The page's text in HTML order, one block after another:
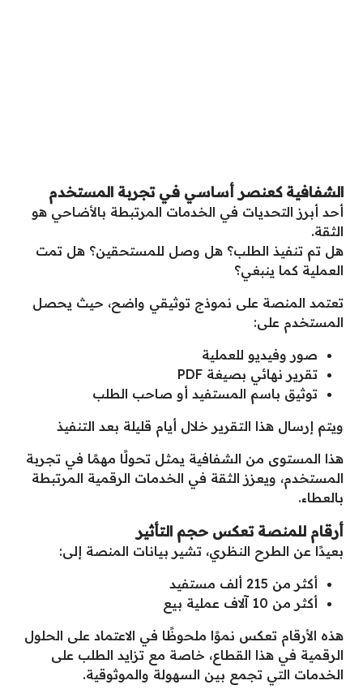
الشفافية كعنصر أساسي في تجربة المستخدم
أحد أبرز التحديات في الخدمات المرتبطة بالأضاحي هو
الثقة.
هل تم تنفيذ الطلب؟ هل وصل للمستحقين؟ هل تمت
العملية كما ينبغي؟
تعتمد المنصة على نموذج توثيقي واضح، حيث يحصل
المستخدم على:
صور وفيديو للعملية
تقرير نهائي بصيغة PDF
توثيق باسم المستفيد أو صاحب الطلب
ويتم إرسال هذا التقرير خلال أيام قليلة بعد التنفيذ
هذا المستوى من الشفافية يمثل تحولًا مهمًا في تجربة
المستخدم، ويعزز الثقة في الخدمات الرقمية المرتبطة
بالعطاء.
أرقام للمنصة تعكس حجم التأثير
بعيدًا عن الطرح النظري، تشير بيانات المنصة إلى:
أكثر من 215 ألف مستفيد
أكثر من 10 آلاف عملية بيع
هذه الأرقام تعكس نموًا ملحوظًا في الاعتماد على الحلول
الرقمية في هذا القطاع، خاصة مع تزايد الطلب على
الخدمات التي تجمع بين السهولة والموثوقية.